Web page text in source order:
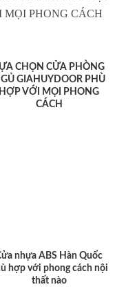
CHỌN CỬA PHÒNG
GIAHUYDOOR PHÙ
HỢP VỚI MỌI PHONG
CÁCH
nhựa ABS Hàn Quốc
hợp với phong cách nội
thất nào